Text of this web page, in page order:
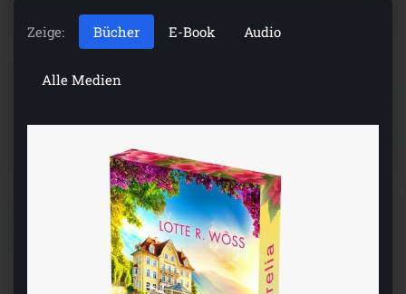
Zeige: Bücher E-Book Audio
Alle Medien